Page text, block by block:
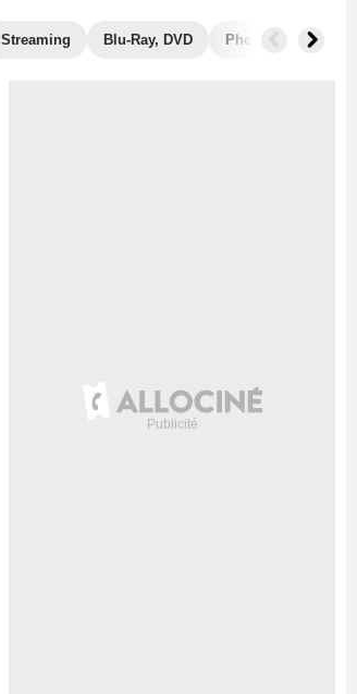
Streaming Blu-Ray, DVD Photos Musique